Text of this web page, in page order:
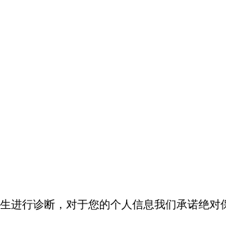
进行诊断，对于您的个人信息我们承诺绝对